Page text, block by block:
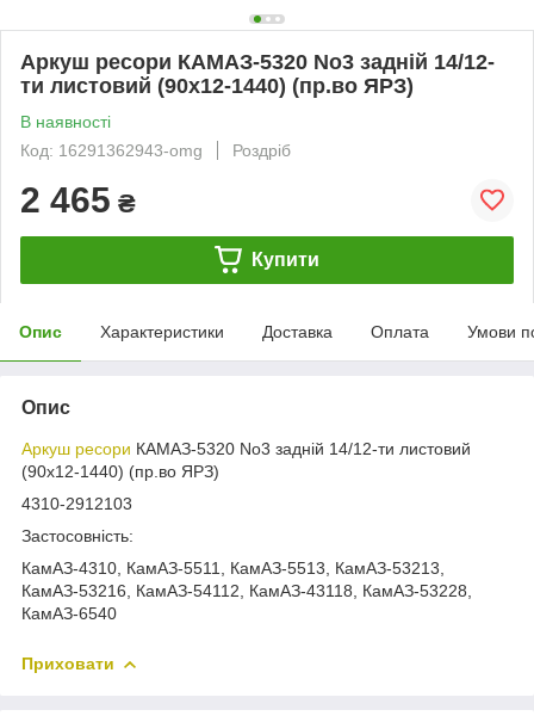
Аркуш ресори КАМАЗ-5320 No3 задній 14/12-
ти листовий (90х12-1440) (пр.во ЯРЗ)
В наявності
Код: 16291362943-omg
Роздріб
2 465 ₴
Купити
Опис Характеристики Доставка Оплата Умови
Опис
Аркуш ресори КАМАЗ-5320 No3 задній 14/12-ти листовий
(90х12-1440) (пр.во ЯРЗ)
4310-2912103
Застосовність:
КамАЗ-4310, КамАЗ-5511, КамАЗ-5513, КамАЗ-53213,
КамАЗ-53216, КамАЗ-54112, КамАЗ-43118, КамАЗ-53228,
КамАЗ-6540
Приховати